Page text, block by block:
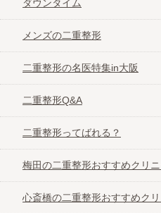
副作用や失敗事例
ヒアルロン酸注入Q&A
梅田のヒアルロン酸
心斎橋のヒアルロン
ク
ダウンタイム
メンズの二重整形
二重整形の名医特集in大阪
二重整形Q&A
二重整形ってばれる？
梅田の二重整形おすすめクリ
心斎橋の二重整形おすすめク